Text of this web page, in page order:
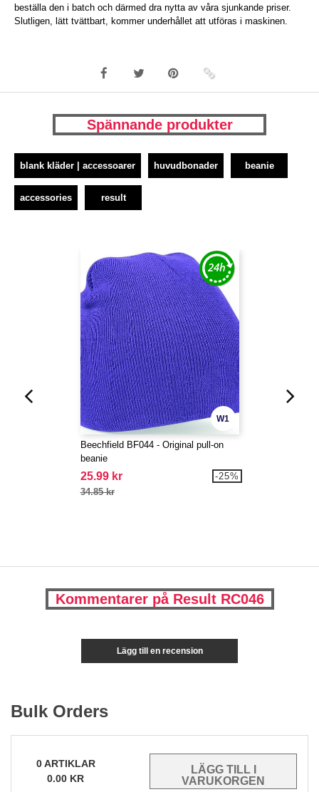
beställa den i batch och därmed dra nytta av våra sjunkande priser.
Slutligen, lätt tvättbart, kommer underhållet att utföras i maskinen.
Spännande produkter
blank kläder | accessoarer huvudbonader beanie
accessories result
W1
Beechfield BF044 - Original pull-on
beanie
25.99 kr
34.85 kr
-25%
Kommentarer på Result RC046
Lägg till en recension
Bulk Orders
0ARTIKLAR
0.00 KR